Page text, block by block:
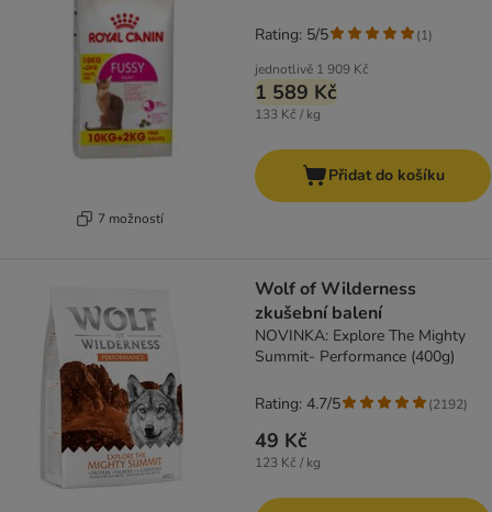
7 možností
jednotlivě 1 909 Kč
1 589 Kč
133 Kč / kg
Rating: 5/5 (1)
Přidat do košíku
Wolf of Wilderness
zkušební balení
NOVINKA: Explore The Mighty
Summit- Performance (400g)
49 Kč
123 Kč / kg
Rating: 4.7/5 (2192)